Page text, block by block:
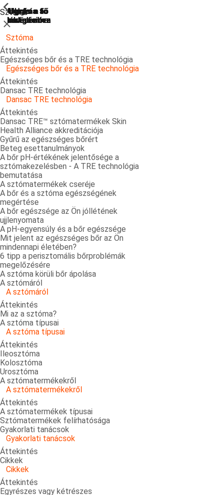
Ugrás a
kereséshez
Ugrás a fő
navigációra
Ugrás a fő
navigációra
Ugrás a fő
tartalomra
Ugrás a
láblécre
Sztóma
ShowPrevious
Bezárás
Sztóma
Áttekintés
Egészséges bőr és a TRE technológia
ShowPrevious
Egészséges bőr és a TRE technológia
Áttekintés
Dansac TRE technológia
ShowPrevious
Dansac TRE technológia
Áttekintés
Dansac TRE™ sztómatermékek Skin
Health Alliance akkreditációja
Gyűrű az egészséges bőrért
Beteg esettanulmányok
A bőr pH-értékének jelentősége a
sztómakezelésben - A TRE technológia
bemutatása
A sztómatermékek cseréje
A bőr és a sztóma egészségének
megértése
A bőr egészsége az Ön jóllétének
ujjlenyomata
A pH-egyensúly és a bőr egészsége
Mit jelent az egészséges bőr az Ön
mindennapi életében?
6 tipp a perisztomális bőrproblémák
megelőzésére
A sztóma körüli bőr ápolása
A sztómáról
ShowPrevious
A sztómáról
Áttekintés
Mi az a sztóma?
A sztóma típusai
ShowPrevious
A sztóma típusai
Áttekintés
Ileosztóma
Kolosztóma
Urosztóma
A sztómatermékekről
ShowPrevious
A sztómatermékekről
Áttekintés
A sztómatermékek típusai
Sztómatermékek felírhatósága
Gyakorlati tanácsok
ShowPrevious
Gyakorlati tanácsok
Áttekintés
Cikkek
ShowPrevious
Cikkek
Áttekintés
Egyrészes vagy kétrészes
ShowPrevious
ShowPrevious
ShowPrevious
ShowPrevious
ShowPrevious
ShowPrevious
ShowPrevious
ShowPrevious
ShowPrevious
ShowPrevious
ShowPrevious
ShowPrevious
ShowPrevious